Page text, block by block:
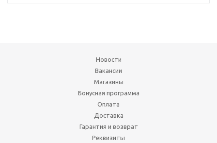
Новости
Вакансии
Магазины
Бонусная программа
Оплата
Доставка
Гарантия и возврат
Реквизиты